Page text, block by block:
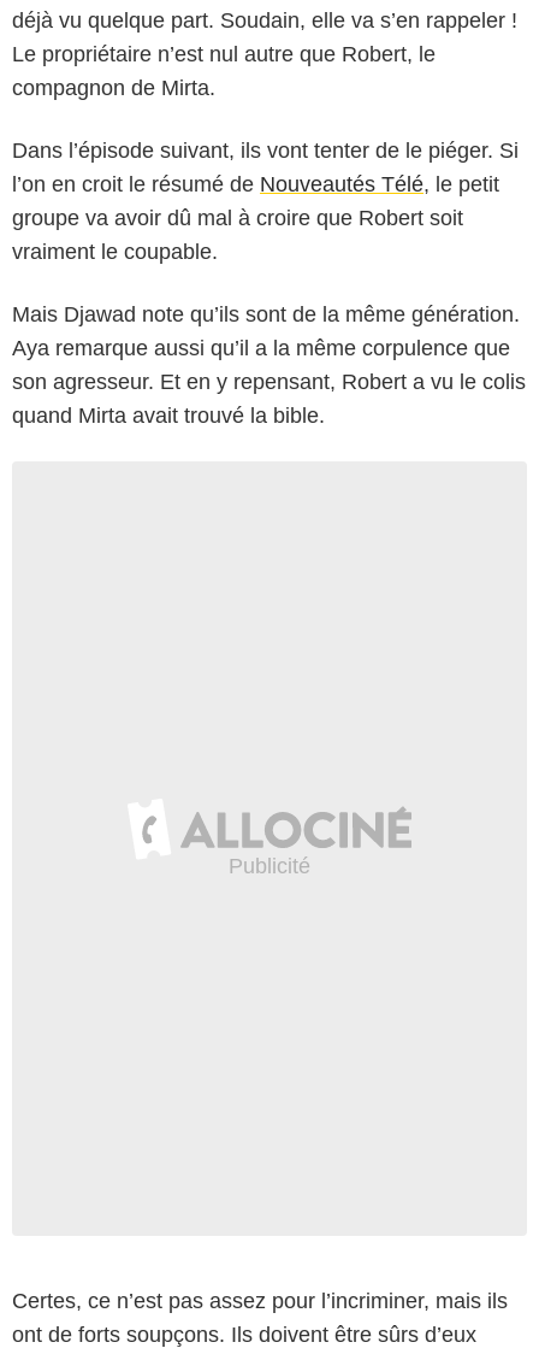
déjà vu quelque part. Soudain, elle va s’en rappeler !
Le propriétaire n’est nul autre que Robert, le
compagnon de Mirta.
Dans l’épisode suivant, ils vont tenter de le piéger. Si
l’on en croit le résumé de Nouveautés Télé, le petit
groupe va avoir dû mal à croire que Robert soit
vraiment le coupable.
Mais Djawad note qu’ils sont de la même génération.
Aya remarque aussi qu’il a la même corpulence que
son agresseur. Et en y repensant, Robert a vu le colis
quand Mirta avait trouvé la bible.
Certes, ce n’est pas assez pour l’incriminer, mais ils
ont de forts soupçons. Ils doivent être sûrs d’eux